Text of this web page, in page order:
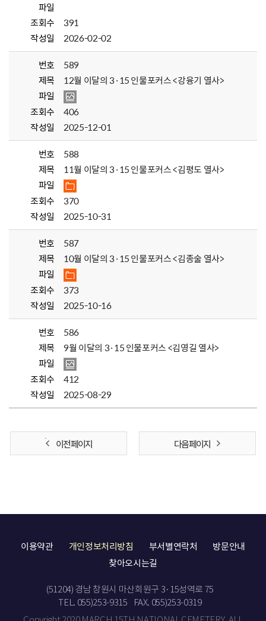
파일
조회수
391
작성일
2026-02-02
번호
589
제목
12월 이달의 3·15 인물포커스 <강융기 열사>
파일
조회수
406
작성일
2025-12-01
번호
588
제목
11월 이달의 3·15 인물포커스 <김평도 열사>
파일
조회수
370
작성일
2025-10-31
번호
587
제목
10월 이달의 3·15 인물포커스 <김종술 열사>
파일
조회수
373
작성일
2025-10-16
번호
586
제목
9월 이달의 3·15 인물포커스 <김영길 열사>
파일
조회수
412
작성일
2025-08-29
이전 페이지 다음 페이지
이용약관 개인정보처리방침 부서별연락처
방문안내
찾아오시는길
(51204) 경남 창원시 마산회원구 3·15성역로 75
TEL. 055)253-9315
FAX. 055)253-0319